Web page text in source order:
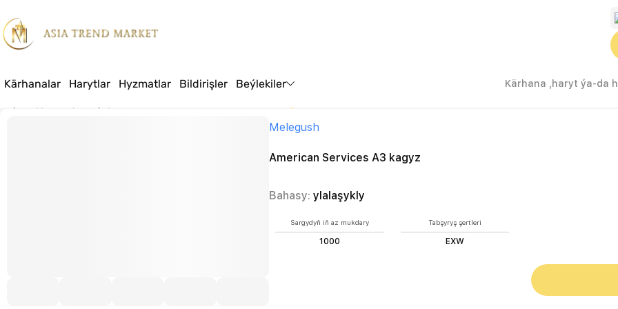
Kärhanalar Harytlar Hyzmatlar Bildirişler Beýlekiler
Melegush
American Services A3 kagyz
Bahasy: ylalaşykly
Sargydyň iň az mukdary
1000
Tabşyryş şertleri
EXW